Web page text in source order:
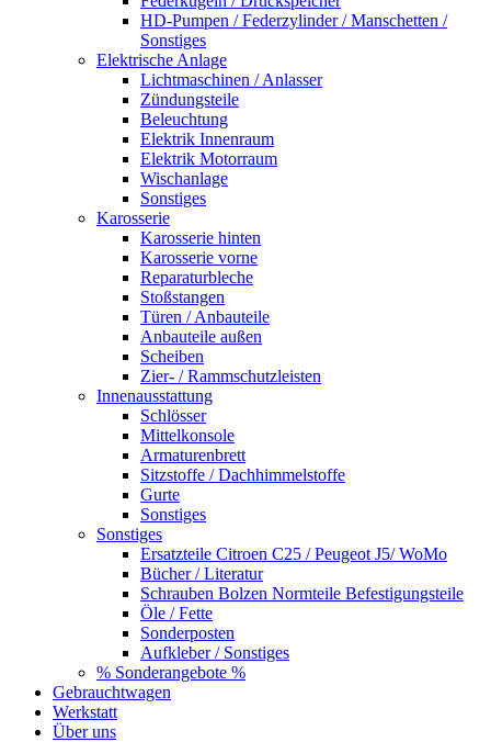
HD-Pumpen / Federzylinder / Manschetten /
Sonstiges
Elektrische Anlage
Lichtmaschinen / Anlasser
Zündungsteile
Beleuchtung
Elektrik Innenraum
Elektrik Motorraum
Wischanlage
Sonstiges
Karosserie
Karosserie hinten
Karosserie vorne
Reparaturbleche
Stoßstangen
Türen / Anbauteile
Anbauteile außen
Scheiben
Zier- / Rammschutzleisten
Innenausstattung
Schlösser
Mittelkonsole
Armaturenbrett
Sitzstoffe / Dachhimmelstoffe
Gurte
Sonstiges
Sonstiges
Ersatzteile Citroen C25 / Peugeot J5/ WoMo
Bücher / Literatur
Schrauben Bolzen Normteile Befestigungsteile
Öle / Fette
Sonderposten
Aufkleber / Sonstiges
% Sonderangebote %
Gebrauchtwagen
Werkstatt
Über uns